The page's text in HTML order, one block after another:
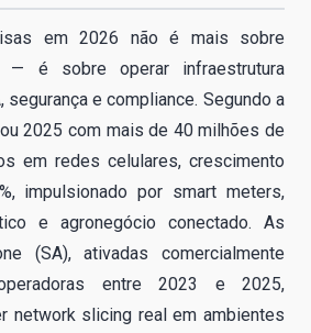
em 2026 não é mais sobre
— é sobre operar infraestrutura
e compliance. Segundo a
2025 com mais de 40 milhões de
em redes celulares, crescimento
impulsionado por smart meters,
e agronegócio conectado. As
(SA), ativadas comercialmente
entre 2023 e 2025,
network slicing real em ambientes